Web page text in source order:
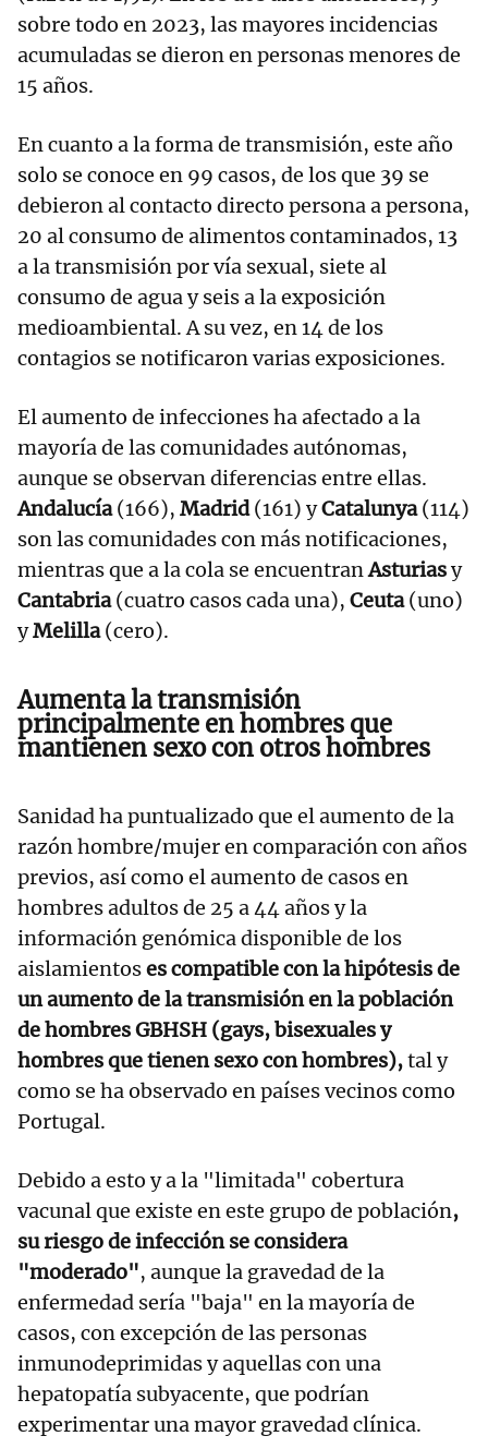
sobre todo en 2023, las mayores incidencias
acumuladas se dieron en personas menores de
15 años.
En cuanto a la forma de transmisión, este año
solo se conoce en 99 casos, de los que 39 se
debieron al contacto directo persona a persona,
20 al consumo de alimentos contaminados, 13
a la transmisión por vía sexual, siete al
consumo de agua y seis a la exposición
medioambiental. A su vez, en 14 de los
contagios se notificaron varias exposiciones.
El aumento de infecciones ha afectado a la
mayoría de las comunidades autónomas,
aunque se observan diferencias entre ellas.
Andalucía(166), Madrid(161) yCatalunya(114)
son las comunidades con más notificaciones,
mientras que a la cola se encuentranAsturiasy
Cantabria(cuatro casos cada una), Ceuta(uno)
yMelilla(cero).
Aumenta la transmisión
principalmente en hombres que
mantienen sexo con otros hombres
Sanidad ha puntualizado que el aumento de la
razón hombre/mujer en comparación con años
previos, así como el aumento de casos en
hombres adultos de 25 a 44 años y la
información genómica disponible de los
aislamientoses compatible con la hipótesis de
un aumento de la transmisión en la población
de hombres GBHSH (gays, bisexuales y
hombres que tienen sexo con hombres),tal y
como se ha observado en países vecinos como
Portugal.
Debido a esto y a la "limitada" cobertura
vacunal que existe en este grupo de población,
su riesgo de infección se considera
"moderado", aunque la gravedad de la
enfermedad sería "baja" en la mayoría de
casos, con excepción de las personas
inmunodeprimidas y aquellas con una
hepatopatía subyacente, que podrían
experimentar una mayor gravedad clínica.